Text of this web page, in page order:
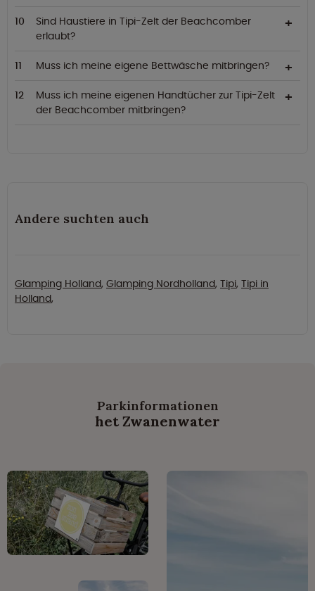
Sind Haustiere in Tipi-Zelt der Beachcomber
erlaubt?
Muss ich meine eigene Bettwäsche mitbringen?
Muss ich meine eigenen Handtücher zur Tipi-Zelt
der Beachcomber mitbringen?
Andere suchten auch
Glamping Holland, Glamping Nordholland, Tipi, Tipi in
Holland,
Parkinformationen
het Zwanenwater